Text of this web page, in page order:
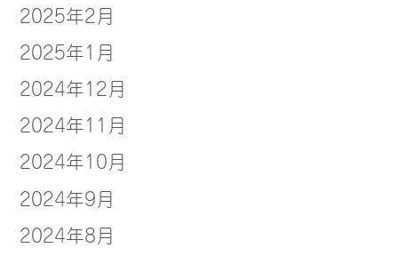
2025年2月
2025年1月
2024年12月
2024年11月
2024年10月
2024年9月
2024年8月